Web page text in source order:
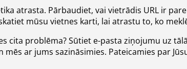
atrasta. Pārbaudiet, vai vietrādis URL ir
mūsu vietnes karti, lai atrastu to, ko
cita problēma? Sūtiet e-pasta ziņojumu uz
ar jums sazināsimies. Pateicamies par